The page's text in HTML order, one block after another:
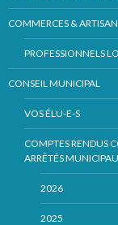
COMMERCES &
PROFESSIONNELS
CONSEIL MUNICIPAL
VOS ÉLU-E-S
COMPTES RENDUS
ARRÊTÉS
2026
2025